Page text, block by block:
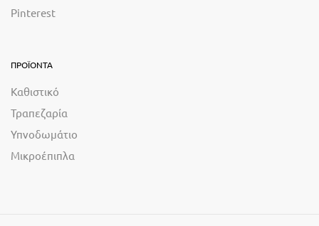
Pinterest
ΠΡΟΪΟΝΤΑ
Καθιστικό
Τραπεζαρία
Υπνοδωμάτιο
Μικροέπιπλα